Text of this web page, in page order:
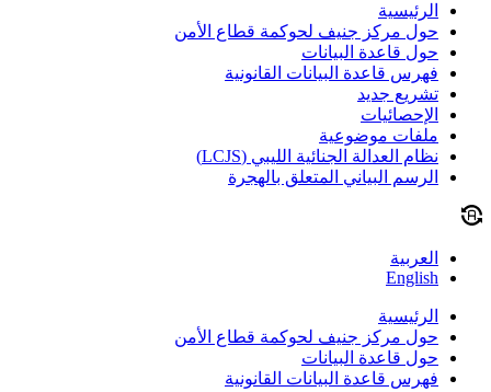
الرئيسية
حول مركز جنيف لحوكمة قطاع الأمن
حول قاعدة البيانات
فهرس قاعدة البيانات القانونية
تشريع جديد
الإحصائيات
ملفات موضوعية
نظام العدالة الجنائية الليبي (LCJS)
الرسم البياني المتعلق بالهجرة
العربية
English
الرئيسية
حول مركز جنيف لحوكمة قطاع الأمن
حول قاعدة البيانات
فهرس قاعدة البيانات القانونية